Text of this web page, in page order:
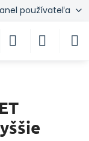
používateľa